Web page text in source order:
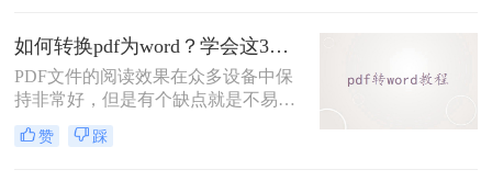
将PDF文件转换为可以编辑的Word文
档就变得至关重要。但是，你是否知
道电脑如何pdf转word文档免费呢？本
文将为你提供详细的步骤，让你能够
轻松实现这一目标。
如何转换pdf为word？学会这3招，让你的办公效率瞬间翻倍！
PDF文件的阅读效果在众多设备中保
持非常好，但是有个缺点就是不易编
辑，有些不想被别人编辑内容的朋友
呢，就喜欢把文档做成PDF格式的，
赞 踩